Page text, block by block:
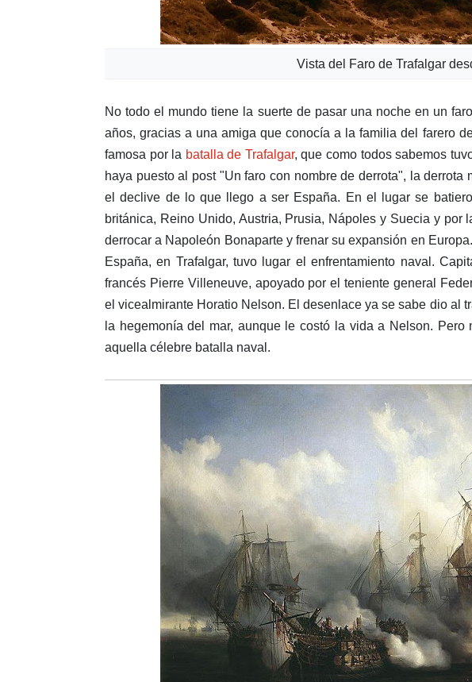
Vista del Faro de Trafalgar
No todo el mundo tiene la suerte de pasar una noche en un
años, gracias a una amiga que conocía a la familia del farero
famosa por la batalla de Trafalgar, que como todos sabemos
haya puesto al post "Un faro con nombre de derrota", la
el declive de lo que llego a ser España. En el lugar se
británica, Reino Unido, Austria, Prusia, Nápoles y Suecia y por
derrocar a Napoleón Bonaparte y frenar su expansión en
España, en Trafalgar, tuvo lugar el enfrentamiento naval.
francés Pierre Villeneuve, apoyado por el teniente general
el vicealmirante Horatio Nelson. El desenlace ya se sabe dio al
la hegemonía del mar, aunque le costó la vida a Nelson.
aquella célebre batalla naval.